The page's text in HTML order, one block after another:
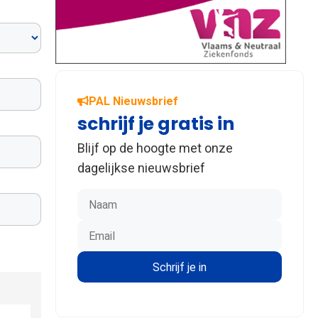
PAL Nieuwsbrief
schrijf je gratis in
Blijf op de hoogte met onze
dagelijkse nieuwsbrief